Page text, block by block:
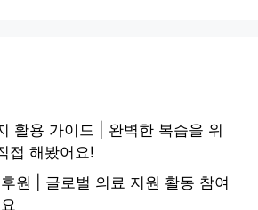
활용 가이드 | 완벽한 복습을 위
접 해봤어요!
원 | 글로벌 의료 지원 활동 참여